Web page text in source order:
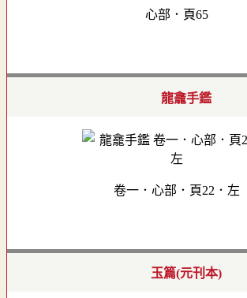
心部．頁65
龍龕手鑑
卷一．心部．頁22．左
玉篇(元刊本)